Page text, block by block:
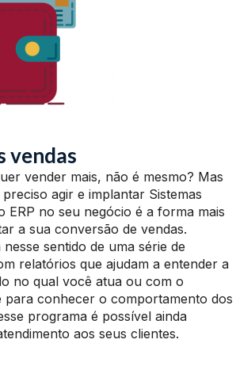
vendas
vender mais, não é mesmo? Mas
agir e implantar Sistemas
ERP no seu negócio é a forma mais
a sua conversão de vendas.
sentido de uma série de
relatórios que ajudam a entender a
no qual você atua ou com o
para conhecer o comportamento dos
programa é possível ainda
aos seus clientes.